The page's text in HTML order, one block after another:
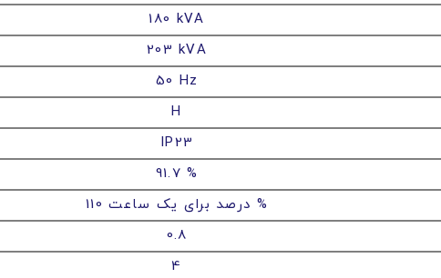
180 kVA
203 kVA
50 Hz
H
IP23
91.7 %
110 درصد برای یک ساعت %
0.8
4